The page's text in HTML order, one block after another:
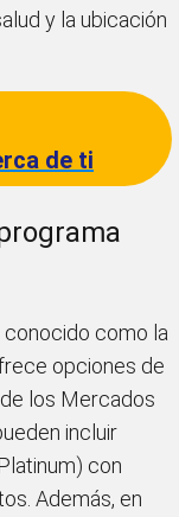
y la ubicación
de ti
conocido como la
opciones de
los Mercados
incluir
con
Además, en